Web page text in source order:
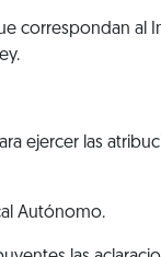
correspondan al
ejercer las
Autónomo.